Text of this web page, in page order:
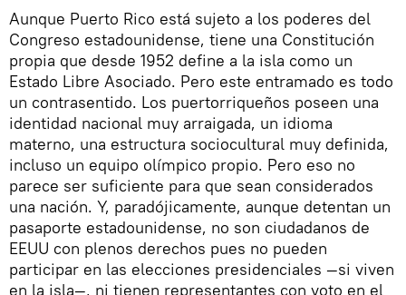
Aunque Puerto Rico está sujeto a los poderes del
Congreso estadounidense, tiene una Constitución
propia que desde 1952 define a la isla como un
Estado Libre Asociado. Pero este entramado es todo
un contrasentido. Los puertorriqueños poseen una
identidad nacional muy arraigada, un idioma
materno, una estructura sociocultural muy definida,
incluso un equipo olímpico propio. Pero eso no
parece ser suficiente para que sean considerados
una nación. Y, paradójicamente, aunque detentan un
pasaporte estadounidense, no son ciudadanos de
EEUU con plenos derechos pues no pueden
participar en las elecciones presidenciales —si viven
en la isla—, ni tienen representantes con voto en el